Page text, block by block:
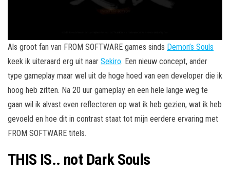
Als groot fan van FROM SOFTWARE games sinds Demon’s Souls
keek ik uiteraard erg uit naar Sekiro. Een nieuw concept, ander
type gameplay maar wel uit de hoge hoed van een developer die ik
hoog heb zitten. Na 20 uur gameplay en een hele lange weg te
gaan wil ik alvast even reflecteren op wat ik heb gezien, wat ik heb
gevoeld en hoe dit in contrast staat tot mijn eerdere ervaring met
FROM SOFTWARE titels.
THIS IS.. not Dark Souls